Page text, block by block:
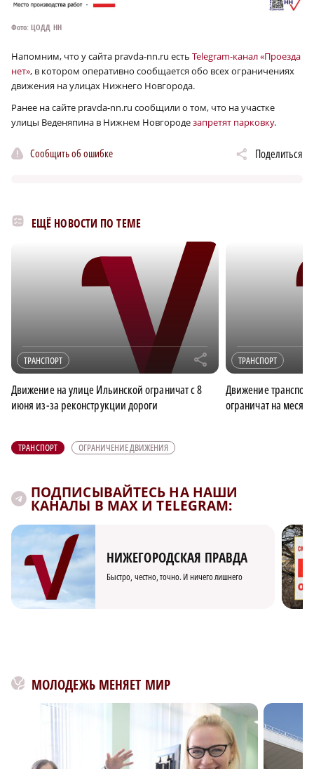
Фото: ЦОДД НН
Напомним, что у сайта pravda-nn.ru есть Telegram-канал «Проезда
нет», в котором оперативно сообщается обо всех ограничениях
движения на улицах Нижнего Новгорода.
Ранее на сайте pravda-nn.ru сообщили о том, что на участке
улицы Веденяпина в Нижнем Новгородезапретят парковку.
Сообщить об ошибке Поделиться
ЕЩЁ НОВОСТИ ПО ТЕМЕ
ТРАНСПОРТ r
Движение на улице Ильинской ограничат с 8
июня из-за реконструкции дороги
ТРАНСПОРТ
Движение
ограничат на месяц
ТРАНСПОРТ ОГРАНИЧЕНИЕ ДВИЖЕНИЯ
ПОДПИСЫВАЙТЕСЬ НА НАШИ
КАНАЛЫ В MAX И TELEGRAM:
НИЖЕГОРОДСКАЯ ПРАВДА
Быстро, честно, точно. И ничего лишнего
МОЛОДЕЖЬ МЕНЯЕТ МИР